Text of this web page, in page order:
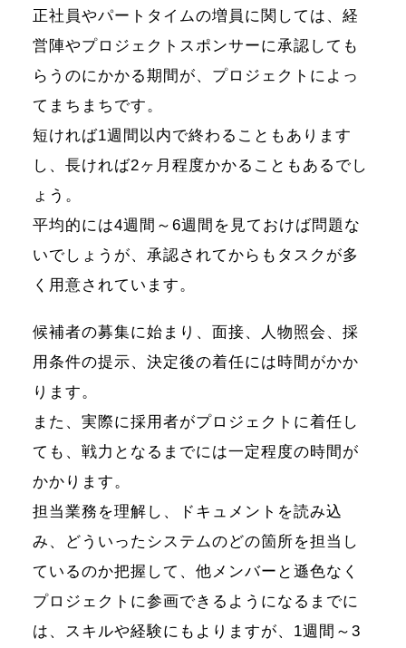
正社員やパートタイムの増員に関しては、経
営陣やプロジェクトスポンサーに承認しても
らうのにかかる期間が、プロジェクトによっ
てまちまちです。
短ければ1週間以内で終わることもあります
し、長ければ2ヶ月程度かかることもあるでし
ょう。
平均的には4週間～6週間を見ておけば問題な
いでしょうが、承認されてからもタスクが多
く用意されています。
候補者の募集に始まり、面接、人物照会、採
用条件の提示、決定後の着任には時間がかか
ります。
また、実際に採用者がプロジェクトに着任し
ても、戦力となるまでには一定程度の時間が
かかります。
担当業務を理解し、ドキュメントを読み込
み、どういったシステムのどの箇所を担当し
ているのか把握して、他メンバーと遜色なく
プロジェクトに参画できるようになるまでに
は、スキルや経験にもよりますが、1週間～3